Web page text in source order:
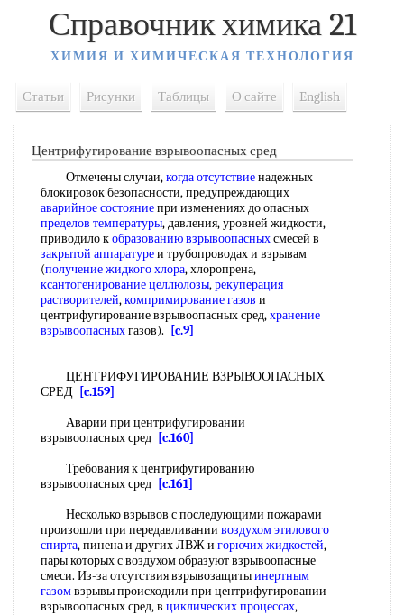
Справочник химика 21
ХИМИЯ И ХИМИЧЕСКАЯ ТЕХНОЛОГИЯ
Статьи Рисунки Таблицы О сайте English
Центрифугирование взрывоопасных сред
Отмечены случаи,когда отсутствиенадежных
блокировок безопасности, предупреждающих
аварийное состояниепри изменениях до опасных
пределов температуры, давления, уровней жидкости,
приводило кобразованию взрывоопасныхсмесей в
закрытой аппаратуреи трубопроводах и взрывам
(получение жидкого хлора, хлоропрена,
ксантогенирование целлюлозы,рекуперация
растворителей,компримирование газов и
центрифугирование взрывоопасных сред,хранение
взрывоопасныхгазов). [c.9]
ЦЕНТРИФУГИРОВАНИЕ ВЗРЫВООПАСНЫХ
СРЕД
[c.159]
Аварии при центрифугировании
взрывоопасных сред [c.160]
Требования к центрифугированию
взрывоопасных сред [c.161]
Несколько взрывов с последующими пожарами
произошли при передавливании воздухом этилового
спирта, пинена и других ЛВЖ и горючих жидкостей,
пары которых с воздухом образуют взрывоопасные
смеси. Из-за отсутствия взрывозащитыинертным
газомвзрывы происходили при центрифугировании
взрывоопасных сред, в циклических процессах,